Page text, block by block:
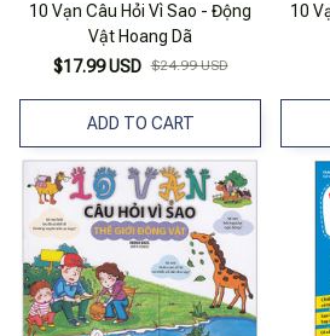
10 Vạn Câu Hỏi Vì Sao - Động
Vật Hoang Dã
$17.99 USD $24.99 USD
ADD TO CART
10